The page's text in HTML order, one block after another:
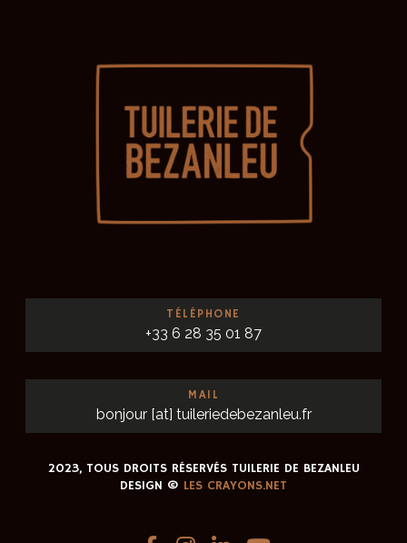
TÉLÉPHONE
+33 6 28 35 01 87
MAIL
bonjour [at] tuileriedebezanleu.fr
2023, TOUS DROITS RÉSERVÉS TUILERIE DE BEZANLEU
DESIGN © LES CRAYONS.NET